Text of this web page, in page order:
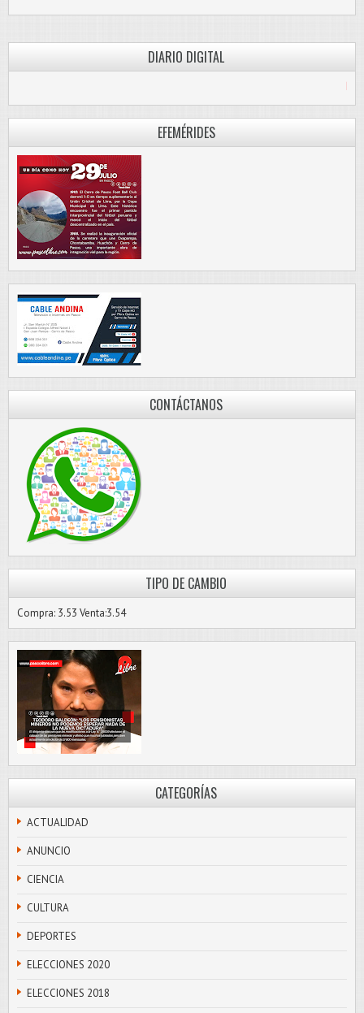
DIARIO DIGITAL
EFEMÉRIDES
CONTÁCTANOS
TIPO DE CAMBIO
Compra: 3.53 Venta:3.54
CATEGORÍAS
ACTUALIDAD
ANUNCIO
CIENCIA
CULTURA
DEPORTES
ELECCIONES 2020
ELECCIONES 2018